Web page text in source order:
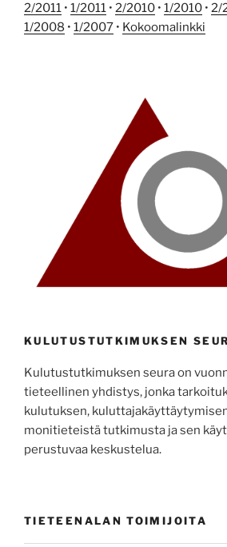
2/2011 • 1/2011 • 2/2010 • 1/2010 • 2/
1/2008 • 1/2007 • Kokoomalinkki
KULUTUSTUTKIMUKSEN
Kulutustutkimuksen seura on
tieteellinen yhdistys, jonka
kulutuksen,
monitieteistä tutkimusta ja sen
perustuvaa keskustelua.
TIETEENALAN TOIMIJOITA